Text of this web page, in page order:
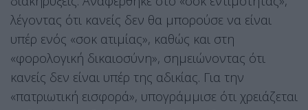
λέγοντας ότι κανείς δεν θα μπορούσε να είναι
υπέρ ενός «σοκ ατιμίας», καθώς και στη
«φορολογική δικαιοσύνη», σημειώνοντας ότι
κανείς δεν είναι υπέρ της αδικίας. Για την
«πατριωτική εισφορά», υπογράμμισε ότι χρειάζεται